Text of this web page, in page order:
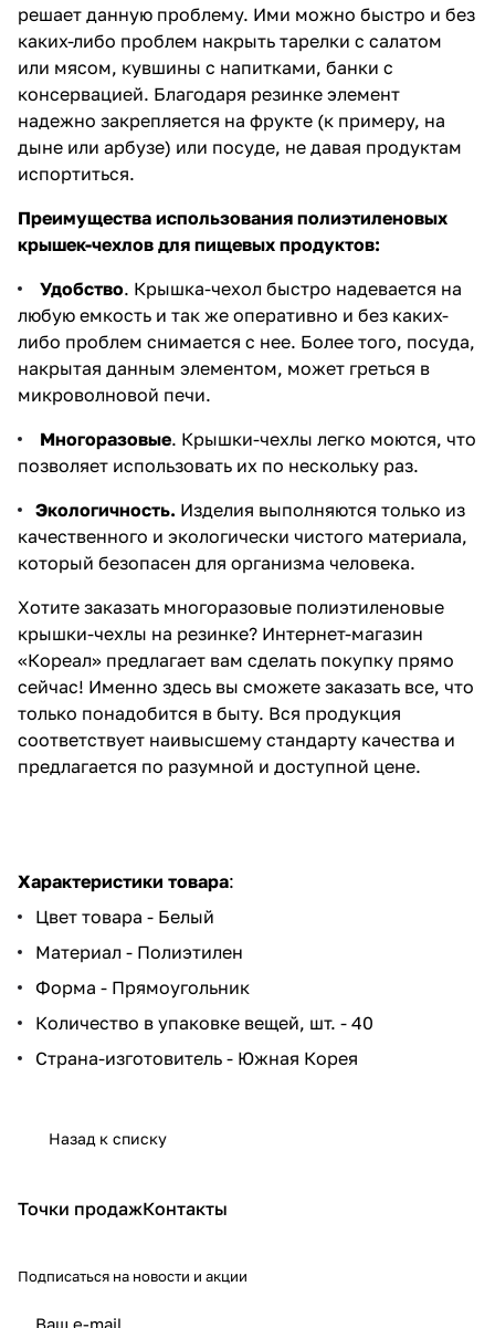
решает данную проблему. Ими можно быстро и без
каких-либо проблем накрыть тарелки с салатом
или мясом, кувшины с напитками, банки с
консервацией. Благодаря резинке элемент
надежно закрепляется на фрукте (к примеру, на
дыне или арбузе) или посуде, не давая продуктам
испортиться.
Преимущества использования полиэтиленовых
крышек-чехлов для пищевых продуктов:
Удобство. Крышка-чехол быстро надевается на
любую емкость и так же оперативно и без каких-
либо проблем снимается с нее. Более того, посуда,
накрытая данным элементом, может греться в
микроволновой печи.
Многоразовые. Крышки-чехлы легко моются, что
позволяет использовать их по нескольку раз.
Экологичность. Изделия выполняются только из
качественного и экологически чистого материала,
который безопасен для организма человека.
Хотите заказать многоразовые полиэтиленовые
крышки-чехлы на резинке? Интернет-магазин
«Кореал» предлагает вам сделать покупку прямо
сейчас! Именно здесь вы сможете заказать все, что
только понадобится в быту. Вся продукция
соответствует наивысшему стандарту качества и
предлагается по разумной и доступной цене.
Характеристики товара:
Цвет товара - Белый
Материал - Полиэтилен
Форма - Прямоугольник
Количество в упаковке вещей, шт. - 40
Страна-изготовитель - Южная Корея
Назад к списку
Точки продажКонтакты
Подписаться на новости и акции